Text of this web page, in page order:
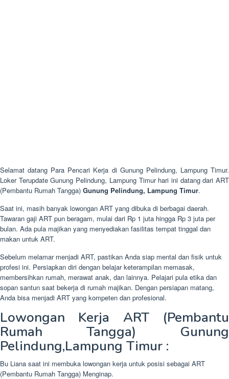
Selamat datang Para Pencari Kerja di Gunung Pelindung, Lampung Timur.
Loker Terupdate Gunung Pelindung, Lampung Timur hari ini datang dari ART
(Pembantu Rumah Tangga) Gunung Pelindung, Lampung Timur.
Saat ini, masih banyak lowongan ART yang dibuka di berbagai daerah.
Tawaran gaji ART pun beragam, mulai dari Rp 1 juta hingga Rp 3 juta per
bulan. Ada pula majikan yang menyediakan fasilitas tempat tinggal dan
makan untuk ART.
Sebelum melamar menjadi ART, pastikan Anda siap mental dan fisik untuk
profesi ini. Persiapkan diri dengan belajar keterampilan memasak,
membersihkan rumah, merawat anak, dan lainnya. Pelajari pula etika dan
sopan santun saat bekerja di rumah majikan. Dengan persiapan matang,
Anda bisa menjadi ART yang kompeten dan profesional.
Lowongan Kerja ART (Pembantu
Rumah Tangga) Gunung
Pelindung,Lampung Timur :
Bu Liana saat ini membuka lowongan kerja untuk posisi sebagai ART
(Pembantu Rumah Tangga) Menginap.